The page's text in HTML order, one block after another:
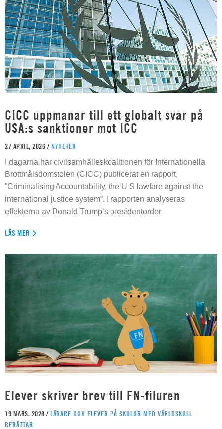
CICC uppmanar till ett globalt svar på
USA:s sanktioner mot ICC
27 APRIL, 2026 / NYHETER
I dagarna har civilsamhälleskoalitionen för Internationella
Brottmålsdomstolen (CICC) publicerat en rapport,
”Criminalising Accountability, the U S lawfare against the
international justice system”. I rapporten analyseras
effekterna av Donald Trump’s presidentorder
LÄS MER
Elever skriver brev till FN-filuren
19 MARS, 2026 / LÄRARE OCH ELEVER PÅ SKOLOR MED VÄRLDSKOLL
BERÄTTAR